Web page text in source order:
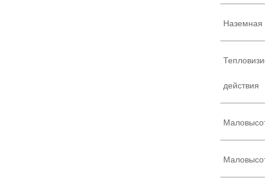
Наземная
действия